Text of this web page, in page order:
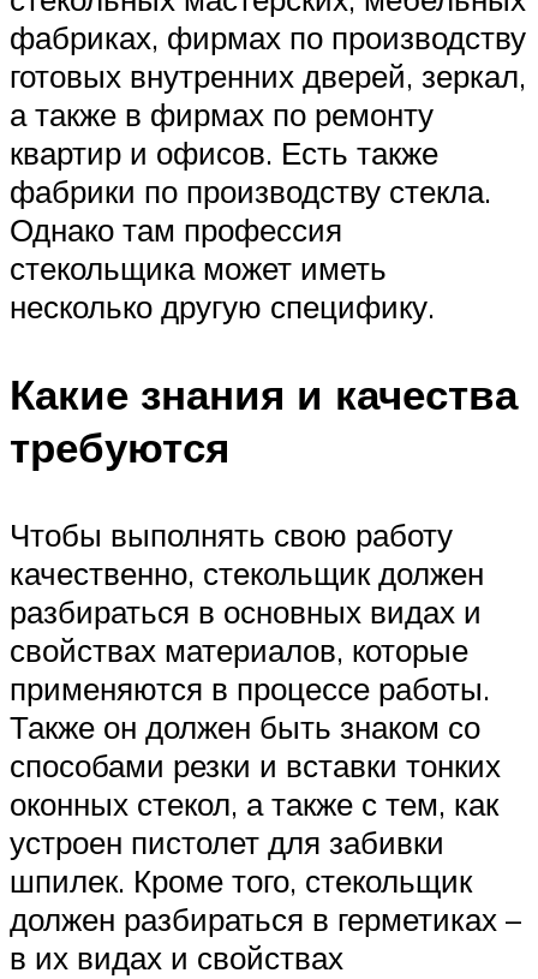
фабриках, фирмах по производству
готовых внутренних дверей, зеркал,
а также в фирмах по ремонту
квартир и офисов. Есть также
фабрики по производству стекла.
Однако там профессия
стекольщика может иметь
несколько другую специфику.
Какие знания и качества
требуются
Чтобы выполнять свою работу
качественно, стекольщик должен
разбираться в основных видах и
свойствах материалов, которые
применяются в процессе работы.
Также он должен быть знаком со
способами резки и вставки тонких
оконных стекол, а также с тем, как
устроен пистолет для забивки
шпилек. Кроме того, стекольщик
должен разбираться в герметиках –
в их видах и свойствах